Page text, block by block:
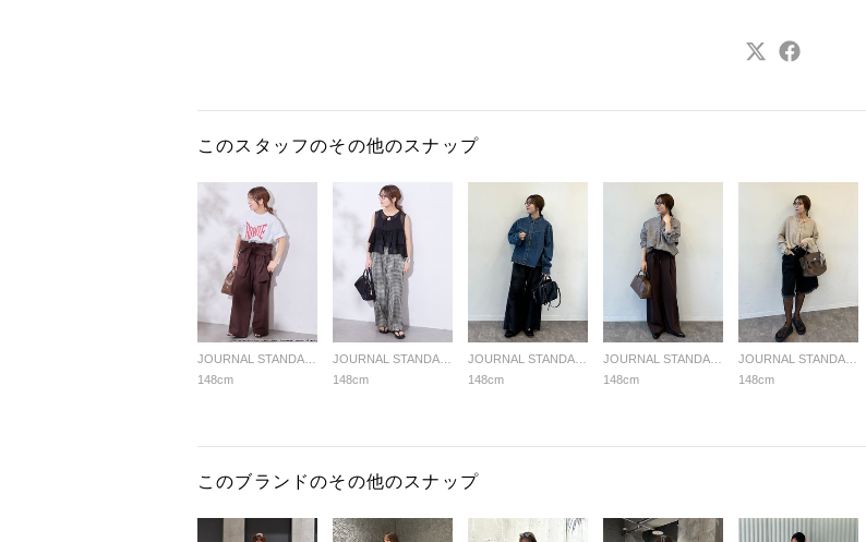
このスタッフのその他のスナップ
148cm
148cm
148cm
148cm
148cm
このブランドのその他のスナップ